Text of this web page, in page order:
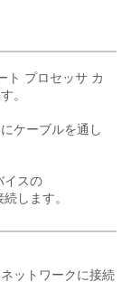
ト プロセッサ カ
。
ケーブルを通し
イスの
します。
ットワークに接続